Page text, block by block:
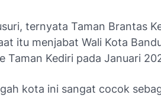
ternyata Taman Brantas
itu menjabat Wali Kota
Taman Kediri pada Januari
kota ini sangat cocok